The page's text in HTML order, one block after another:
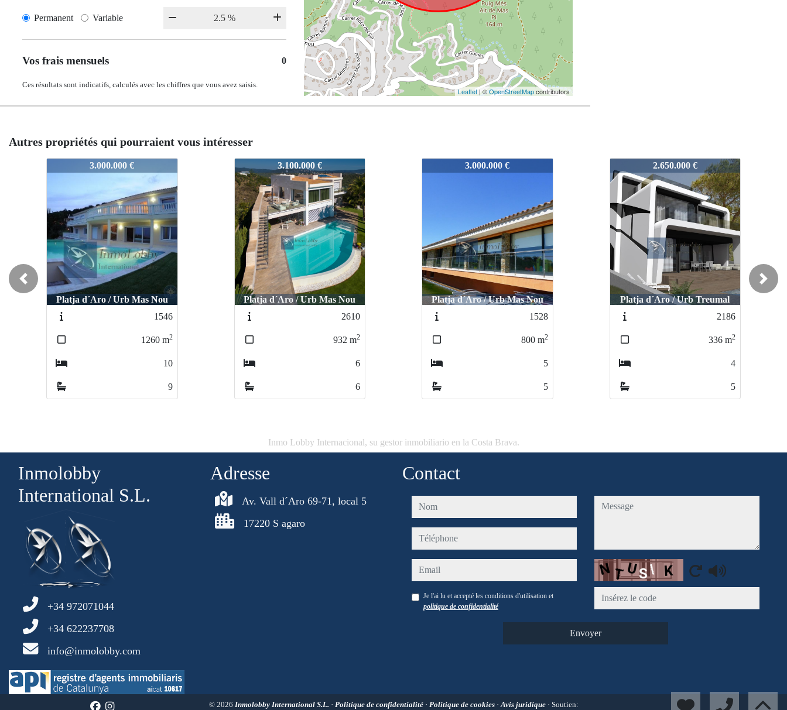
Permanent Variable
Vos frais mensuels 0
Ces résultats sont indicatifs, calculés avec les chiffres que vous avez saisis.
Leaflet | ©OpenStreetMapcontributors
Autres propriétés qui pourraient vous intéresser
3.100.000 €
Platja d´Aro / Urb Mas Nou
2610
932 m2
6
6
2606 3.000.000 €
Platja d´Aro / Urb Mas Nou
1528
800 m2
5
5
2.650.000 €
Platja d´Aro / Urb Treumal
2186
336 m2
4
5
2.950.000 €
S´Agaro / La Gavina
2607
270 m2
4
4
Previous Next
Inmo Lobby Internacional, su gestor inmobiliario en la Costa Brava.
Inmolobby
International S.L.
+34 972071044
+34 622237708
info@inmolobby.com
Adresse
Av. Vall d´Aro 69-71, local 5
17220 S agaro
Contact
nom
téléphone
email
Je l'ai lu et accepté les conditions d'utilisation et
politique de confidentialité
message
Captcha
Envoyer
© 2026 Inmolobby International S.L. · Politique de confidentialité · Politique de cookies ·Avis juridique · Soutien: